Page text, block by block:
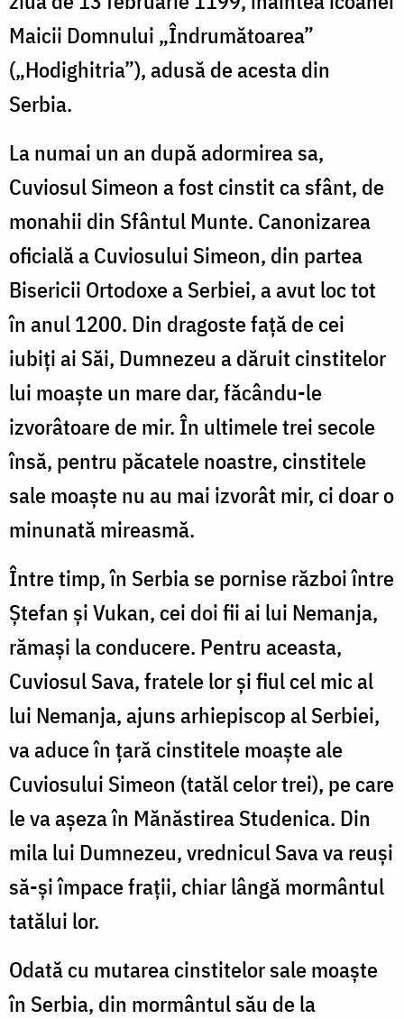
Maicii Domnului „Îndrumătoarea”
(„Hodighitria”), adusă de acesta din
Serbia.
La numai un an după adormirea sa,
Cuviosul Simeon a fost cinstit ca sfânt, de
monahii din Sfântul Munte. Canonizarea
oficială a Cuviosului Simeon, din partea
Bisericii Ortodoxe a Serbiei, a avut loc tot
în anul 1200. Din dragoste față de cei
iubiți ai Săi, Dumnezeu a dăruit cinstitelor
lui moaște un mare dar, făcându-le
izvorâtoare de mir. În ultimele trei secole
însă, pentru păcatele noastre, cinstitele
sale moaște nu au mai izvorât mir, ci doar o
minunată mireasmă.
Între timp, în Serbia se pornise război între
Ștefan și Vukan, cei doi fii ai lui Nemanja,
rămași la conducere. Pentru aceasta,
Cuviosul Sava, fratele lor și fiul cel mic al
lui Nemanja, ajuns arhiepiscop al Serbiei,
va aduce în țară cinstitele moaște ale
Cuviosului Simeon (tatăl celor trei), pe care
le va așeza în Mănăstirea Studenica. Din
mila lui Dumnezeu, vrednicul Sava va reuși
să-și împace frații, chiar lângă mormântul
tatălui lor.
Odată cu mutarea cinstitelor sale moaște
în Serbia, din mormântul său de la